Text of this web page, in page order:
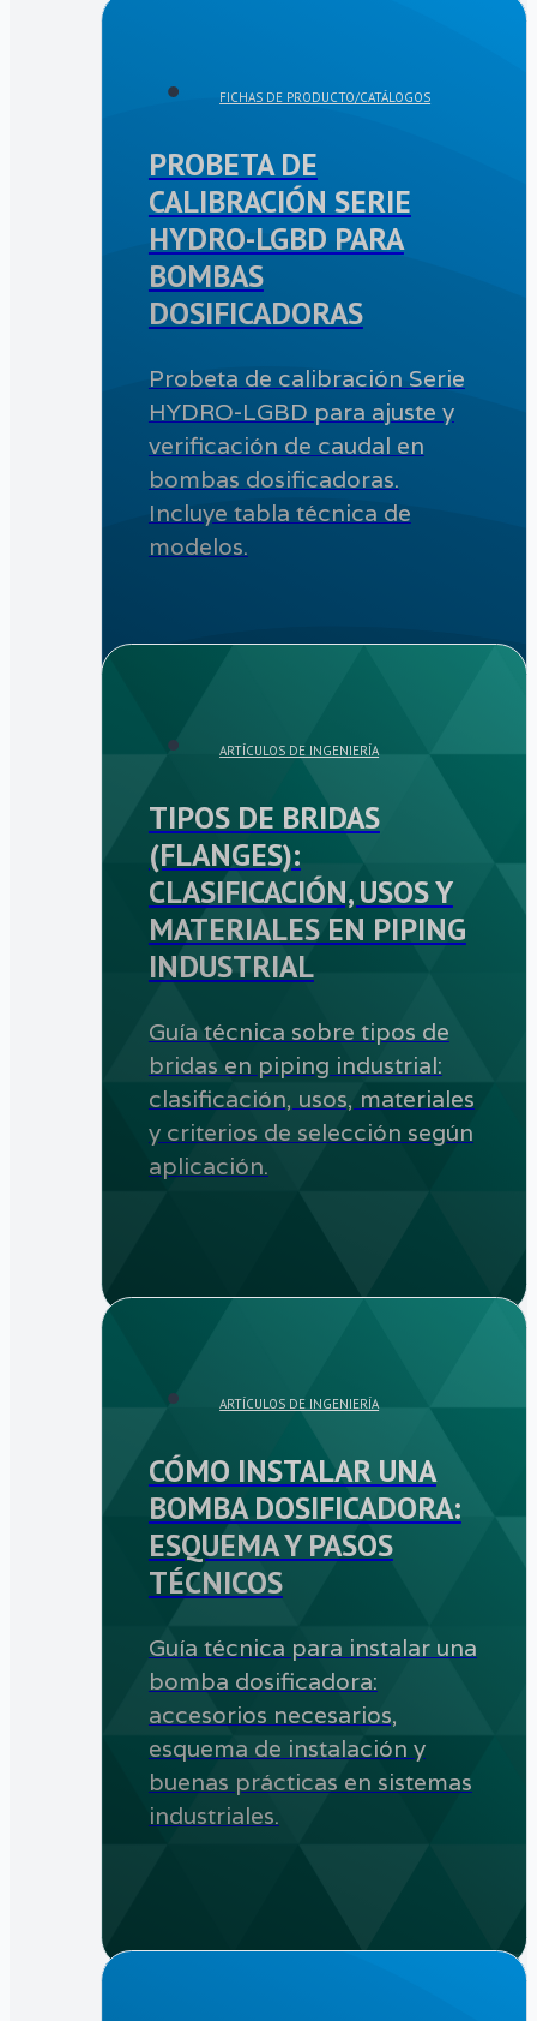
FICHAS DE PRODUCTO/CATÁLOGOS
PROBETA DE
CALIBRACIÓN SERIE
HYDRO-LGBD PARA
BOMBAS
DOSIFICADORAS
Probeta de calibración Serie
HYDRO-LGBD para ajuste y
verificación de caudal en
bombas dosificadoras.
Incluye tabla técnica de
modelos.
ARTÍCULOS DE INGENIERÍA
TIPOS DE BRIDAS
(FLANGES):
CLASIFICACIÓN, USOS Y
MATERIALES EN PIPING
INDUSTRIAL
Guía técnica sobre tipos de
bridas en piping industrial:
clasificación, usos, materiales
y criterios de selección según
aplicación.
ARTÍCULOS DE INGENIERÍA
CÓMO INSTALAR UNA
BOMBA DOSIFICADORA:
ESQUEMA Y PASOS
TÉCNICOS
Guía técnica para instalar una
bomba dosificadora:
accesorios necesarios,
esquema de instalación y
buenas prácticas en sistemas
industriales.